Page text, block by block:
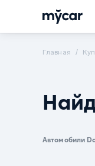
Главная
Автомобили